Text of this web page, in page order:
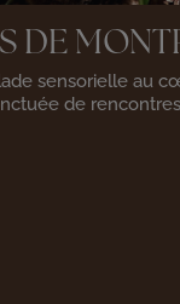
DE
sensorielle au
de